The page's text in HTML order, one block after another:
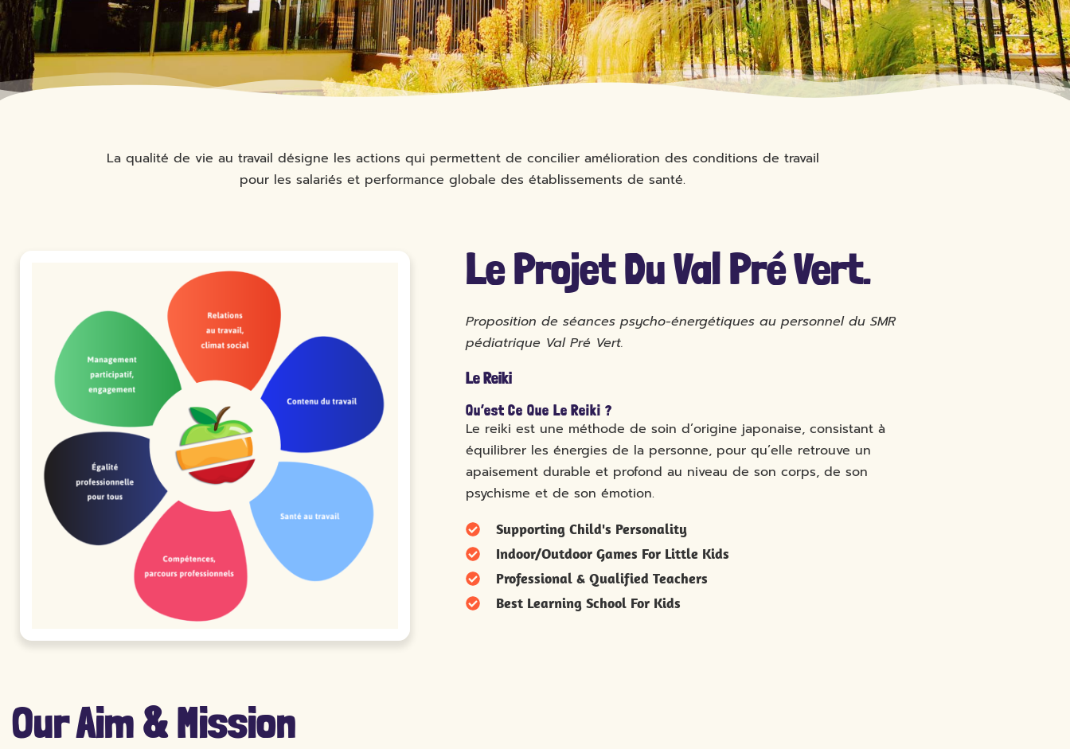
La qualité de vie au travail désigne les actions qui permettent de concilier amélioration des conditions de travail
pour les salariés et performance globale des établissements de santé.
Le Projet Du Val Pré Vert.
Proposition de séances psycho-énergétiques au personnel du SMR
pédiatrique Val Pré Vert.
Le Reiki
Qu’est Ce Que Le Reiki ?
Le reiki est une méthode de soin d’origine japonaise, consistant à
équilibrer les énergies de la personne, pour qu’elle retrouve un
apaisement durable et profond au niveau de son corps, de son
psychisme et de son émotion.
Supporting Child's Personality
Indoor/Outdoor Games For Little Kids
Professional & Qualified Teachers
Best Learning School For Kids
Our Aim & Mission